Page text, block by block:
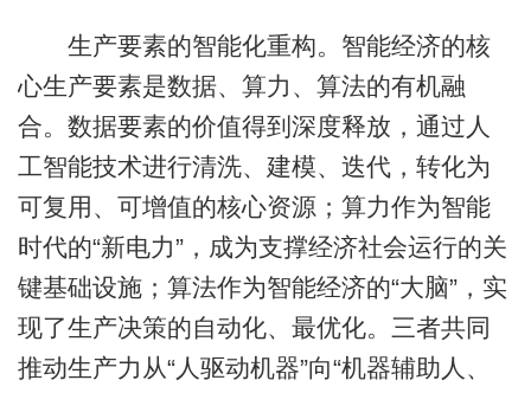
生产要素的智能化重构。智能经济的核
心生产要素是数据、算力、算法的有机融
合。数据要素的价值得到深度释放，通过人
工智能技术进行清洗、建模、迭代，转化为
可复用、可增值的核心资源；算力作为智能
时代的“新电力”，成为支撑经济社会运行的关
键基础设施；算法作为智能经济的“大脑”，实
现了生产决策的自动化、最优化。三者共同
推动生产力从“人驱动机器”向“机器辅助人、